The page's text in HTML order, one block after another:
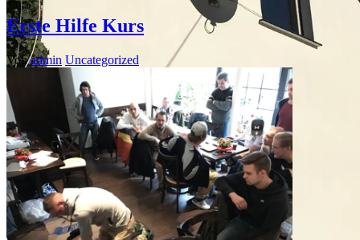
Erste Hilfe Kurs
Von admin Uncategorized